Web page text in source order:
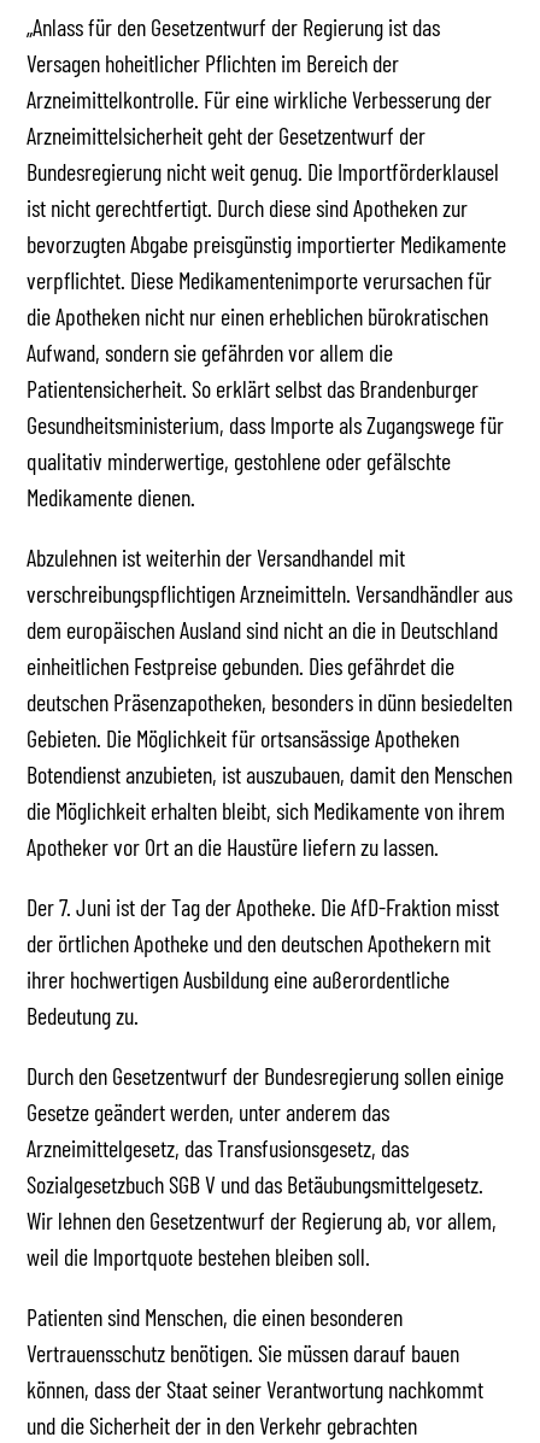
„Anlass für den Gesetzentwurf der Regierung ist das
Versagen hoheitlicher Pflichten im Bereich der
Arzneimittelkontrolle. Für eine wirkliche Verbesserung der
Arzneimittelsicherheit geht der Gesetzentwurf der
Bundesregierung nicht weit genug. Die Importförderklausel
ist nicht gerechtfertigt. Durch diese sind Apotheken zur
bevorzugten Abgabe preisgünstig importierter Medikamente
verpflichtet. Diese Medikamentenimporte verursachen für
die Apotheken nicht nur einen erheblichen bürokratischen
Aufwand, sondern sie gefährden vor allem die
Patientensicherheit. So erklärt selbst das Brandenburger
Gesundheitsministerium, dass Importe als Zugangswege für
qualitativ minderwertige, gestohlene oder gefälschte
Medikamente dienen.
Abzulehnen ist weiterhin der Versandhandel mit
verschreibungspflichtigen Arzneimitteln. Versandhändler aus
dem europäischen Ausland sind nicht an die in Deutschland
einheitlichen Festpreise gebunden. Dies gefährdet die
deutschen Präsenzapotheken, besonders in dünn besiedelten
Gebieten. Die Möglichkeit für ortsansässige Apotheken
Botendienst anzubieten, ist auszubauen, damit den Menschen
die Möglichkeit erhalten bleibt, sich Medikamente von ihrem
Apotheker vor Ort an die Haustüre liefern zu lassen.
Der 7. Juni ist der Tag der Apotheke. Die AfD-Fraktion misst
der örtlichen Apotheke und den deutschen Apothekern mit
ihrer hochwertigen Ausbildung eine außerordentliche
Bedeutung zu.
Durch den Gesetzentwurf der Bundesregierung sollen einige
Gesetze geändert werden, unter anderem das
Arzneimittelgesetz, das Transfusionsgesetz, das
Sozialgesetzbuch SGB V und das Betäubungsmittelgesetz.
Wir lehnen den Gesetzentwurf der Regierung ab, vor allem,
weil die Importquote bestehen bleiben soll.
Patienten sind Menschen, die einen besonderen
Vertrauensschutz benötigen. Sie müssen darauf bauen
können, dass der Staat seiner Verantwortung nachkommt
und die Sicherheit der in den Verkehr gebrachten